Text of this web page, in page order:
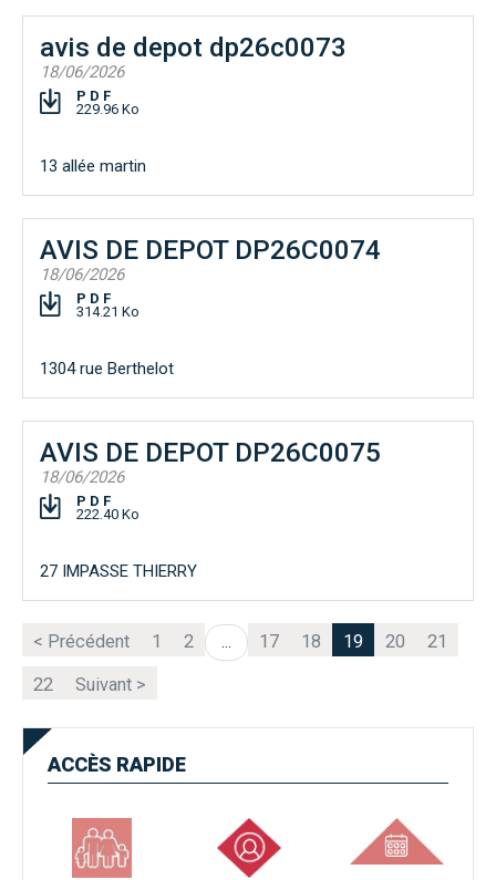
avis de depot dp26c0073
18/06/2026
PDF
229.96 Ko
13 allée martin
AVIS DE DEPOT DP26C0074
18/06/2026
PDF
314.21 Ko
1304 rue Berthelot
AVIS DE DEPOT DP26C0075
18/06/2026
PDF
222.40 Ko
27 IMPASSE THIERRY
< Précédent 1 2 ... 17 18 19 20 21
22 Suivant >
ACCÈS RAPIDE